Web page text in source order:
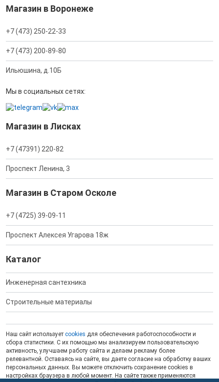
Магазин в Воронеже
+7 (473) 250-22-33
+7 (473) 200-89-80
Ильюшина, д.10Б
Мы в социальных сетях:
Магазин в Лисках
+7 (47391) 220-82
Проспект Ленина, 3
Магазин в Старом Осколе
+7 (4725) 39-09-11
Проспект Алексея Угарова 18ж
Каталог
Инженерная сантехника
Строительные материалы
Наш сайт использует cookies для обеспечения работоспособности и
сбора статистики. С их помощью мы анализируем пользовательскую
активность, улучшаем работу сайта и делаем рекламу более
релевантной. Оставаясь на сайте, вы даете согласие на обработку ваших
персональных данных. Вы можете отключить сохранение cookies в
настройках браузера в любой момент. На сайте также применяются